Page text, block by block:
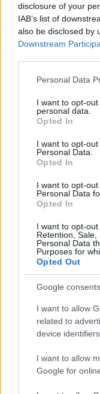
disclosure of your
IAB’s list of
also be disclosed by
Downstream
Please note that
not limited to your
grant or deny
use your data for
consent section.
Personal Data
I want to opt-
personal data.
Opted In
I want to opt-
Personal Data.
Opted In
I want to opt-
Personal Data
Opted In
I want to opt-out
Retention,
Personal Data
Purposes for
Opted Out
Google consents
I want to allow
related to
device
I want to allow
Google for
HÍRADÓ #VIDEÓ
KÖZLEKEDÉS
SZEGED KRESZ
Népszerű